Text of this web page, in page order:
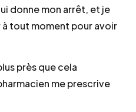
donne mon arrêt, et je
tout moment pour avoir
près que cela
me prescrive